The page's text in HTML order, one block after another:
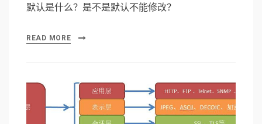
默认是什么？是不是默认不能修改？
READ MORE